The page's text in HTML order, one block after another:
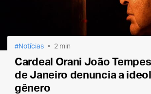
Notícias 2 min
Cardeal Orani João
de Janeiro denuncia a
gênero